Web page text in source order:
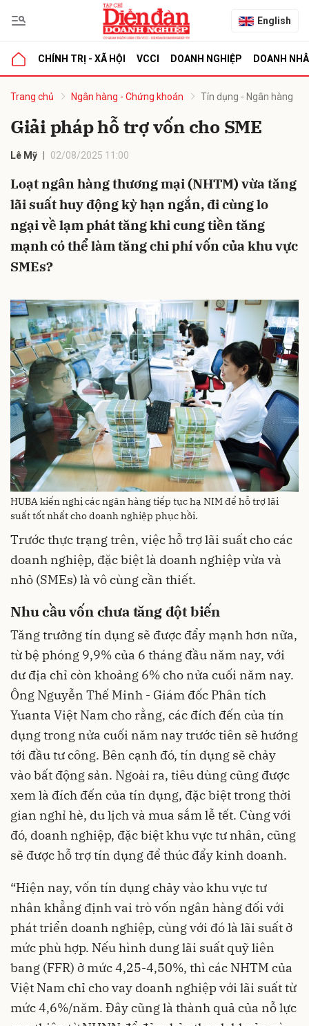
English
CHÍNH TRỊ - XÃ HỘI VCCI DOANH NGHIỆP DOANH
Trang chủ Ngân hàng - Chứng khoán Tín dụng - Ngân hàng
Giải pháp hỗ trợ vốn cho SME
Lê Mỹ 02/08/2025 11:00
Loạt ngân hàng thương mại (NHTM) vừa tăng
lãi suất huy động kỳ hạn ngắn, đi cùng lo
ngại về lạm phát tăng khi cung tiền tăng
mạnh có thể làm tăng chi phí vốn của khu vực
SMEs?
HUBA kiến nghị các ngân hàng tiếp tục hạ NIM để hỗ trợ lãi
suất tốt nhất cho doanh nghiệp phục hồi.
Trước thực trạng trên, việc hỗ trợ lãi suất cho các
doanh nghiệp, đặc biệt là doanh nghiệp vừa và
nhỏ (SMEs) là vô cùng cần thiết.
Nhu cầu vốn chưa tăng đột biến
Tăng trưởng tín dụng sẽ được đẩy mạnh hơn nữa,
từ bệ phóng 9,9% của 6 tháng đầu năm nay, với
dư địa chỉ còn khoảng 6% cho nửa cuối năm nay.
Ông Nguyễn Thế Minh - Giám đốc Phân tích
Yuanta Việt Nam cho rằng, các đích đến của tín
dụng trong nửa cuối năm nay trước tiên sẽ hướng
tới đầu tư công. Bên cạnh đó, tín dụng sẽ chảy
vào bất động sản. Ngoài ra, tiêu dùng cũng được
xem là đích đến của tín dụng, đặc biệt trong thời
gian nghỉ hè, du lịch và mua sắm lễ tết. Cùng với
đó, doanh nghiệp, đặc biệt khu vực tư nhân, cũng
sẽ được hỗ trợ tín dụng để thúc đẩy kinh doanh.
“Hiện nay, vốn tín dụng chảy vào khu vực tư
nhân khẳng định vai trò vốn ngân hàng đối với
phát triển doanh nghiệp, cùng với đó là lãi suất ở
mức phù hợp. Nếu hình dung lãi suất quỹ liên
bang (FFR) ở mức 4,25-4,50%, thì các NHTM của
Việt Nam chỉ cho vay doanh nghiệp với lãi suất từ
mức 4,6%/năm. Đây cũng là thành quả của nỗ lực
luận
Hủy